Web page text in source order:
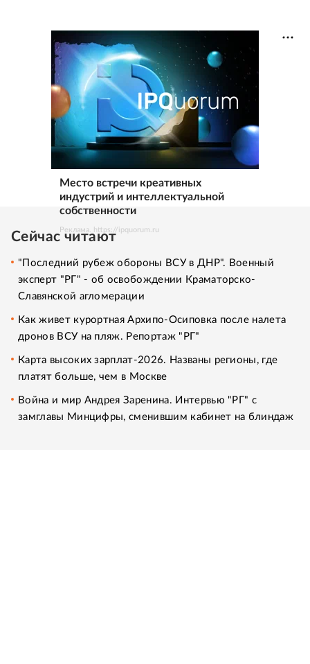
Место встречи креативных
индустрий и интеллектуальной
собственности
Реклама. https://ipquorum.ru
Сейчас читают
"Последний рубеж обороны ВСУ в ДНР". Военный
эксперт "РГ" - об освобождении Краматорско-
Славянской агломерации
Как живет курортная Архипо-Осиповка после налета
дронов ВСУ на пляж. Репортаж "РГ"
Карта высоких зарплат-2026. Названы регионы, где
платят больше, чем в Москве
Война и мир Андрея Заренина. Интервью "РГ" с
замглавы Минцифры, сменившим кабинет на блиндаж